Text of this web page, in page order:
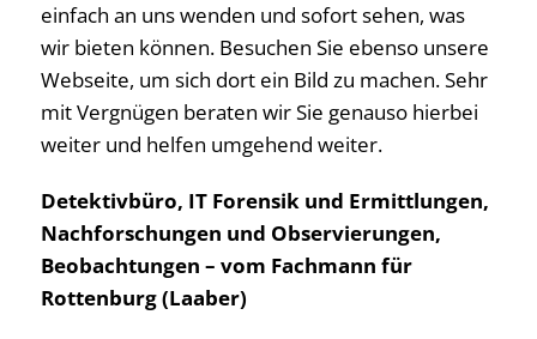
einfach an uns wenden und sofort sehen, was
wir bieten können. Besuchen Sie ebenso unsere
Webseite, um sich dort ein Bild zu machen. Sehr
mit Vergnügen beraten wir Sie genauso hierbei
weiter und helfen umgehend weiter.
Detektivbüro, IT Forensik und Ermittlungen,
Nachforschungen und Observierungen,
Beobachtungen – vom Fachmann für
Rottenburg (Laaber)